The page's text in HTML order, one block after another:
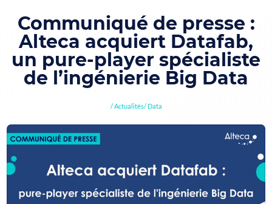
Nos Services
Nos Secteurs d’Activité
Actualités
Contact
Communiqué de presse :
Alteca acquiert Datafab,
un pure-player spécialiste
de l’ingénierie Big Data
Actualités Data